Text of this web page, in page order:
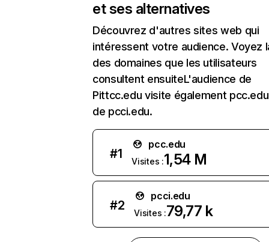
et ses alternatives
Découvrez d'autres sites web qui
intéressent votre audience. Voyez
des domaines que les utilisateurs
consultent ensuiteL'audience de
Pittcc.edu visite également
de pcci.edu.
#1
pcc.edu
Visites :1,54 M
#2
pcci.edu
Visites :79,77 k